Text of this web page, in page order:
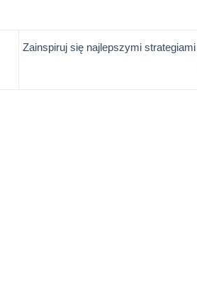
Zainspiruj się najlepszymi